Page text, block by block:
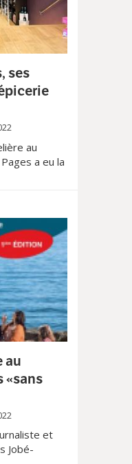
ses
au
a eu la
au
«sans
et
Jobé-